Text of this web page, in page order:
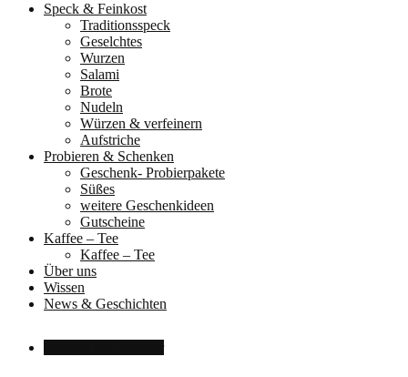
Speck & Feinkost
Traditionsspeck
Geselchtes
Wurzen
Salami
Brote
Nudeln
Würzen & verfeinern
Aufstriche
Probieren & Schenken
Geschenk- Probierpakete
Süßes
weitere Geschenkideen
Gutscheine
Kaffee – Tee
Kaffee – Tee
Über uns
Wissen
News & Geschichten